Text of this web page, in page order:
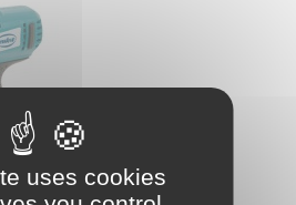
uses cookies